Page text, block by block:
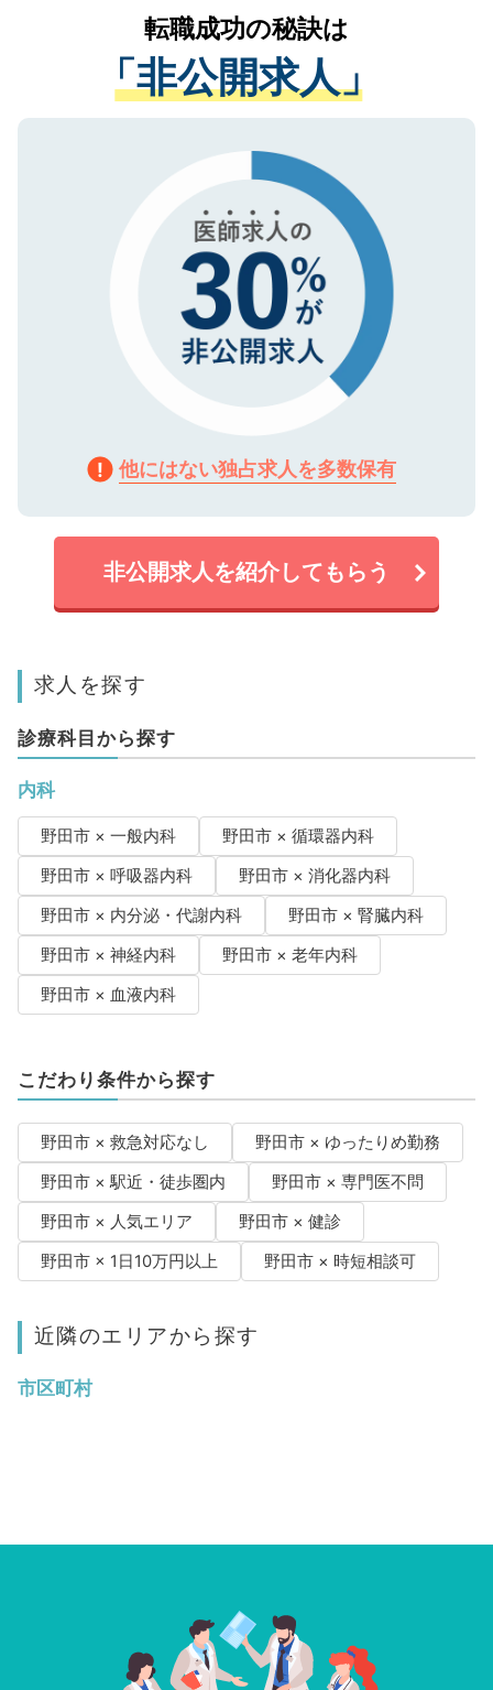
は、個人情報の取り扱いについての厳密な
管理基準を満たした事業者のみに付与され
る、プライバシーマークを取得済みです。
で、機密保持に関してもご安心ください。
かがいして、現在の医療機関の状況や紹介
経験をまじえながら、適切なアドバイスを
させていただきます。すぐにご転職をされ
ない方には、長期的なサポートが可能です
ので、まずはご登録ください。
転職成功の秘訣は
「非公開求人」
他にはない独占求人を多数保有
非公開求人を紹介してもらう
求人を探す
診療科目から探す
内科
野田市 × 一般内科
野田市 × 循環器内科
野田市 × 呼吸器内科
野田市 × 消化器内科
野田市 × 内分泌・代謝内科
野田市 × 腎臓内科
野田市 × 神経内科
野田市 × 老年内科
野田市 × 血液内科
こだわり条件から探す
野田市 × 救急対応なし
野田市 × ゆったりめ勤務
野田市 × 駅近・徒歩圏内
野田市 × 専門医不問
野田市 × 人気エリア
野田市 × 健診
野田市 × 1日10万円以上
野田市 × 時短相談可
近隣のエリアから探す
市区町村